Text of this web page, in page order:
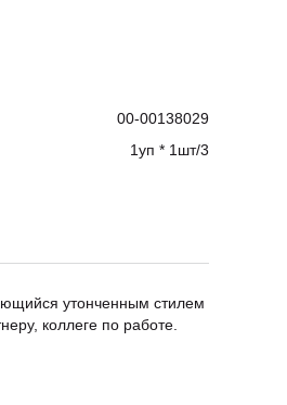
00-00138029
1уп * 1шт/3
утонченным стилем
коллеге по работе.